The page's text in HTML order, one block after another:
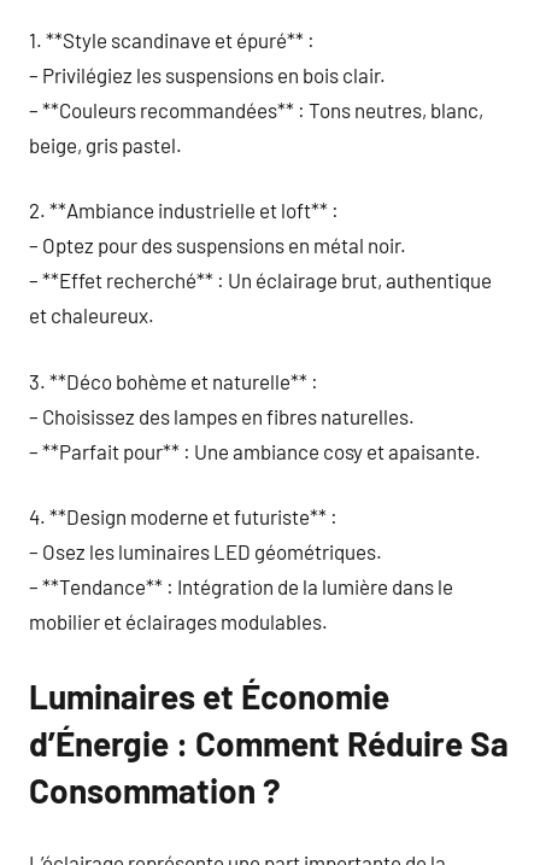
1. **Style scandinave et épuré** :
– Privilégiez les suspensions en bois clair.
– **Couleurs recommandées** : Tons neutres, blanc,
beige, gris pastel.
2. **Ambiance industrielle et loft** :
– Optez pour des suspensions en métal noir.
– **Effet recherché** : Un éclairage brut, authentique
et chaleureux.
3. **Déco bohème et naturelle** :
– Choisissez des lampes en fibres naturelles.
– **Parfait pour** : Une ambiance cosy et apaisante.
4. **Design moderne et futuriste** :
– Osez les luminaires LED géométriques.
– **Tendance** : Intégration de la lumière dans le
mobilier et éclairages modulables.
Luminaires et Économie
d’Énergie : Comment Réduire Sa
Consommation ?